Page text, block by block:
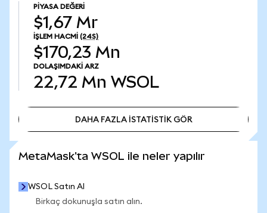
PIYASA DEĞERI
$1,67 Mr
İŞLEM HACMI (24S)
$170,23 Mn
DOLAŞIMDAKI ARZ
22,72 Mn WSOL
DAHA FAZLA İSTATİSTİK GÖR
MetaMask'ta WSOL ile neler yapılır
WSOL Satın Al
Birkaç dokunuşla satın alın.